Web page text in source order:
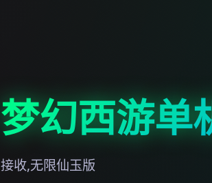
梦幻西游单
接收,无限仙玉版